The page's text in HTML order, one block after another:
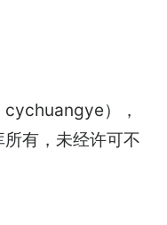
），
有，未经许可不